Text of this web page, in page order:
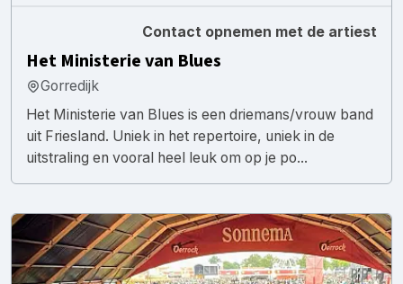
Contact opnemen met de artiest
Het Ministerie van Blues
Gorredijk
Het Ministerie van Blues is een driemans/vrouw band
uit Friesland. Uniek in het repertoire, uniek in de
uitstraling en vooral heel leuk om op je po...